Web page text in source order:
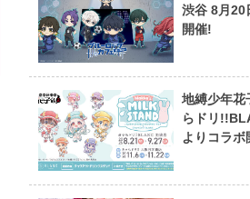
渋谷 8月20
開催!
地縛少年花
らドリ
よりコラボ